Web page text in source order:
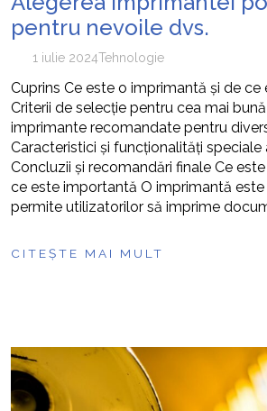
pentru nevoile dvs.
1 iulie 2024Tehnologie
Cuprins Ce este o imprimantă și de
Criterii de selecție pentru cea mai
imprimante recomandate pentru
Caracteristici și funcționalități
Concluzii și recomandări finale Ce
ce este importantă O imprimantă
permite utilizatorilor să imprime
CITEȘTE MAI MULT